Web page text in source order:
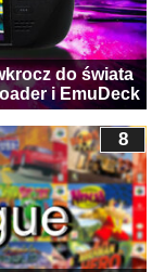
do świata
i EmuDeck
8